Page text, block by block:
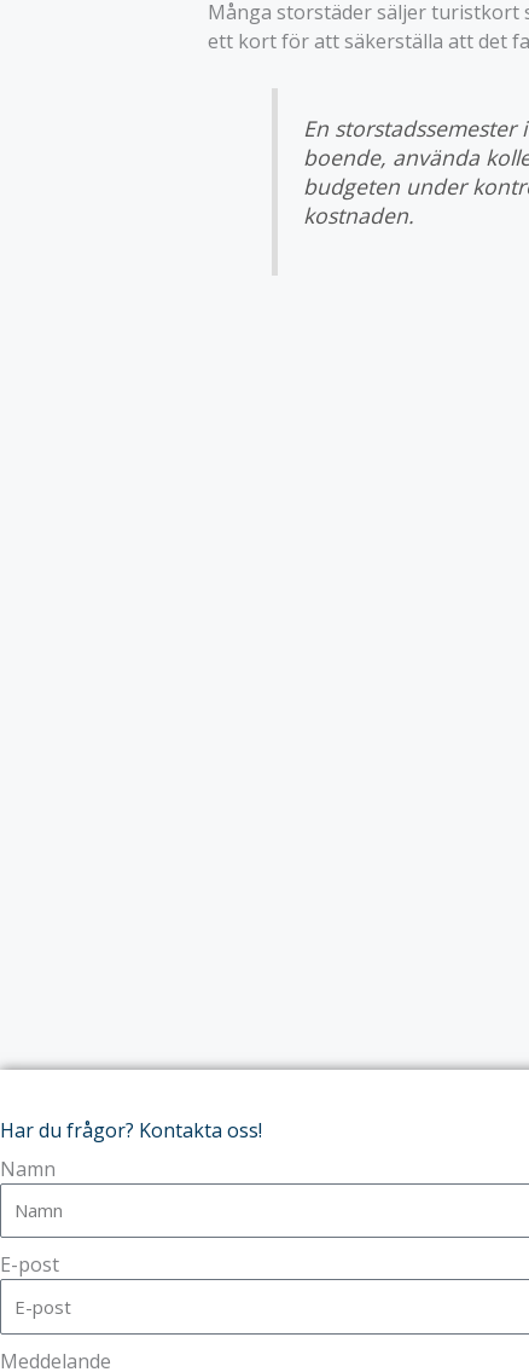
Många storstäder säljer turistkort
ett kort för att säkerställa att det
En
boende, använda
budgeten under
kostnaden.
Har du frågor? Kontakta oss!
Namn
E-post
Meddelande